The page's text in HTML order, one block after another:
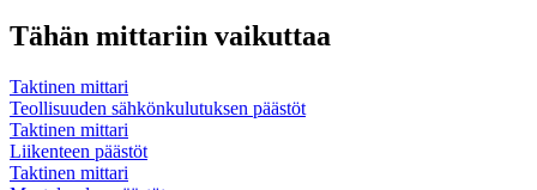
Tähän mittariin vaikuttaa
Taktinen mittari
Teollisuuden sähkönkulutuksen päästöt
Taktinen mittari
Liikenteen päästöt
Taktinen mittari